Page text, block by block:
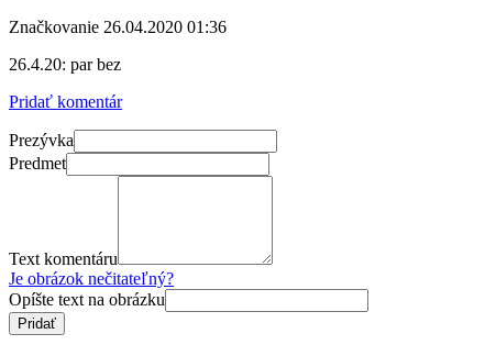
Značkovanie 26.04.2020 01:36
26.4.20: par bez
Pridať komentár
Prezývka
Predmet
Text komentáru
Je obrázok nečitateľný?
Opíšte text na obrázku